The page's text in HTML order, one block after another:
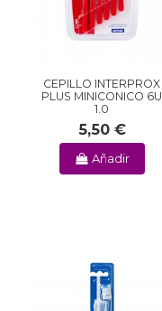
CEPILLO INTERPROX
PLUS MINICONICO 6U
1.0
5,50 €
Añadir